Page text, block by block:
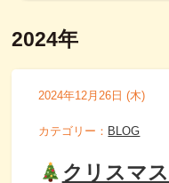
2024年
2024年12月26日 (木)
カテゴリー： BLOG
クリスマ